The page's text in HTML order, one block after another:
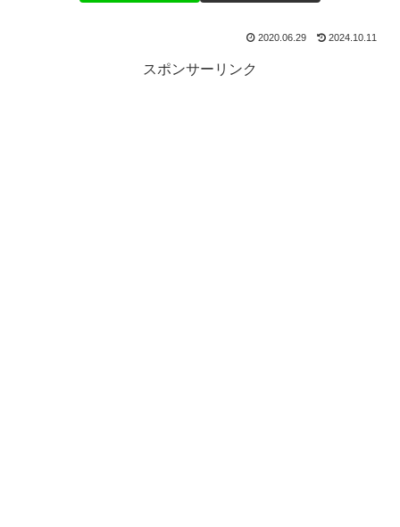
2020.06.29 2024.10.11
スポンサーリンク